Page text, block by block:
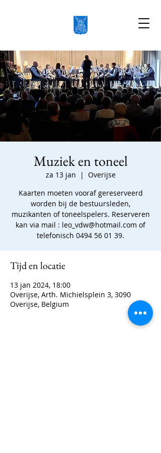
Muziek en toneel
za 13 jan
  |
Overijse
Kaarten moeten vooraf gereserveerd
worden bij de bestuursleden,
muzikanten of toneelspelers. Reserveren
kan via mail : leo_vdw@hotmail.com of
telefonisch 0494 56 01 39.
Tijd en locatie
13 jan 2024, 18:00
Overijse, Arth. Michielsplein 3, 3090
Overijse, Belgium